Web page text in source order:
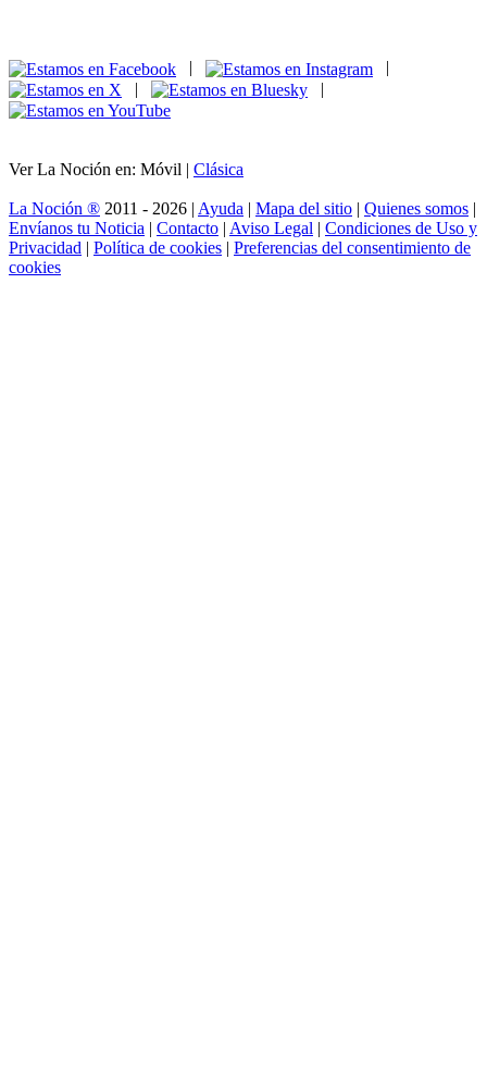
|
|
|
|
Ver La Noción en: Móvil | Clásica
La Noción ® 2011 - 2026 | Ayuda | Mapa del sitio | Quienes somos |
Envíanos tu Noticia | Contacto | Aviso Legal | Condiciones de Uso y
Privacidad | Política de cookies | Preferencias del consentimiento de
cookies